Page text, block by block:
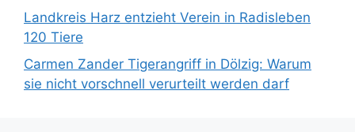
Landkreis Harz entzieht Verein in Radisleben
120 Tiere
Carmen Zander Tigerangriff in Dölzig: Warum
sie nicht vorschnell verurteilt werden darf